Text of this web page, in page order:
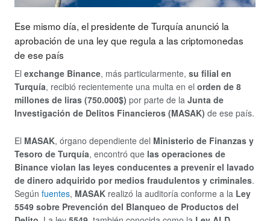
Ese mismo día, el presidente de Turquía anunció la
aprobación de una ley que regula a las criptomonedas
de ese país
El exchange Binance, más particularmente, su filial en
Turquía, recibió recientemente una multa en el orden de 8
millones de liras (750.000$) por parte de la Junta de
Investigación de Delitos Financieros (MASAK) de ese país.
El MASAK, órgano dependiente del Ministerio de Finanzas y
Tesoro de Turquía, encontró que las operaciones de
Binance violan las leyes conducentes a prevenir el lavado
de dinero adquirido por medios fraudulentos y criminales.
Según fuentes, MASAK realizó la auditoría conforme a la Ley
5549 sobre Prevención del Blanqueo de Productos del